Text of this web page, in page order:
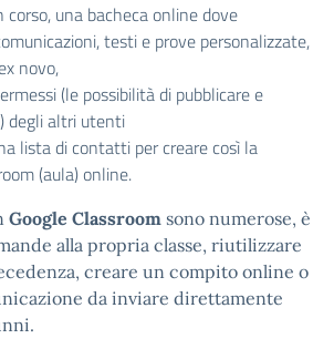
corso, una bacheca online dove
testi e prove personalizzate,
novo,
(le possibilità di pubblicare e
degli altri utenti
lista di contatti per creare così la
(aula) online.
Google Classroom sono numerose, è
alla propria classe, riutilizzare
creare un compito online o
da inviare direttamente